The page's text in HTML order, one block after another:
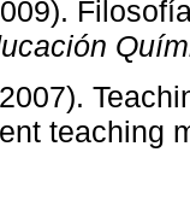
teaching